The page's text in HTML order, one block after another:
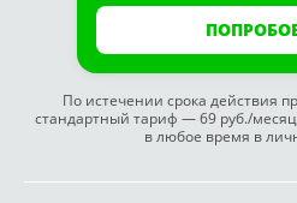
По истечении срока действия
стандартный тариф — 69 руб./
в любое время в